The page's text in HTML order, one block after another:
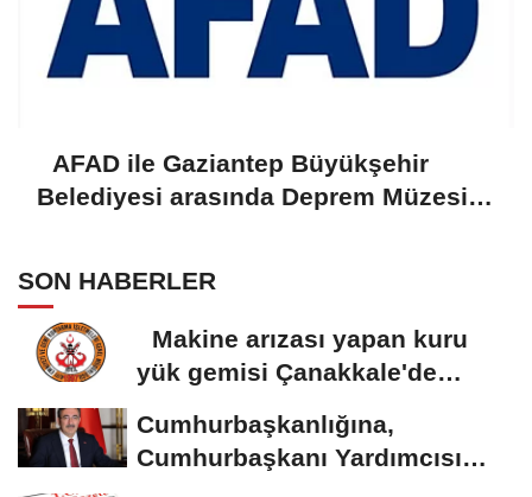
AFAD ile Gaziantep Büyükşehir
Belediyesi arasında Deprem Müzesi
SON HABERLER
Makine arızası yapan kuru
yük gemisi Çanakkale'de
Cumhurbaşkanlığına,
Cumhurbaşkanı Yardımcısı